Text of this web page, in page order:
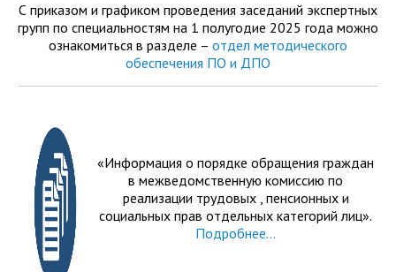
С приказом и графиком проведения заседаний экспертных
групп по специальностям на 1 полугодие 2025 года можно
ознакомиться в разделе – отдел методического
обеспечения ПО и ДПО
«Информация о порядке обращения граждан
в межведомственную комиссию по
реализации трудовых , пенсионных и
социальных прав отдельных категорий лиц».
Подробнее...